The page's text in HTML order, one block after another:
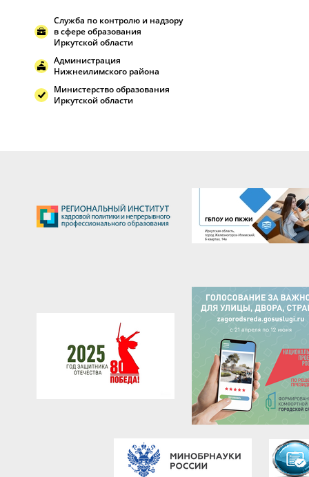
Служба по контролю и надзору
в сфере образования
Иркутской области
Администрация
Нижнеилимского района
Министерство образования
Иркутской области